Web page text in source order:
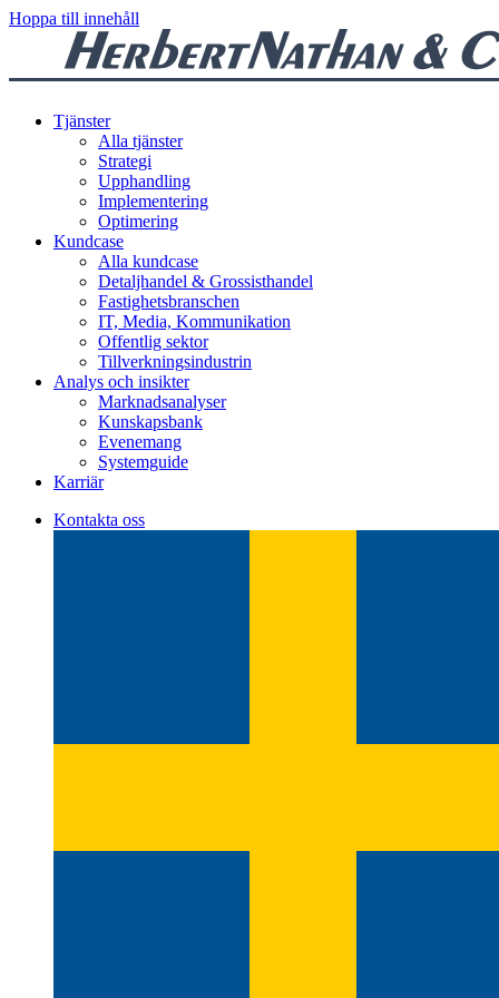
Hoppa till innehåll
Tjänster
Alla tjänster
Strategi
Upphandling
Implementering
Optimering
Kundcase
Alla kundcase
Detaljhandel & Grossisthandel
Fastighetsbranschen
IT, Media, Kommunikation
Offentlig sektor
Tillverkningsindustrin
Analys och insikter
Marknadsanalyser
Kunskapsbank
Evenemang
Systemguide
Karriär
Kontakta oss